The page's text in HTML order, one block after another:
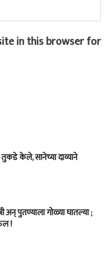
in this browser for
केले, सानेच्या दाव्याने
अन् पुतण्याला गोळ्या घातल्या ;
!